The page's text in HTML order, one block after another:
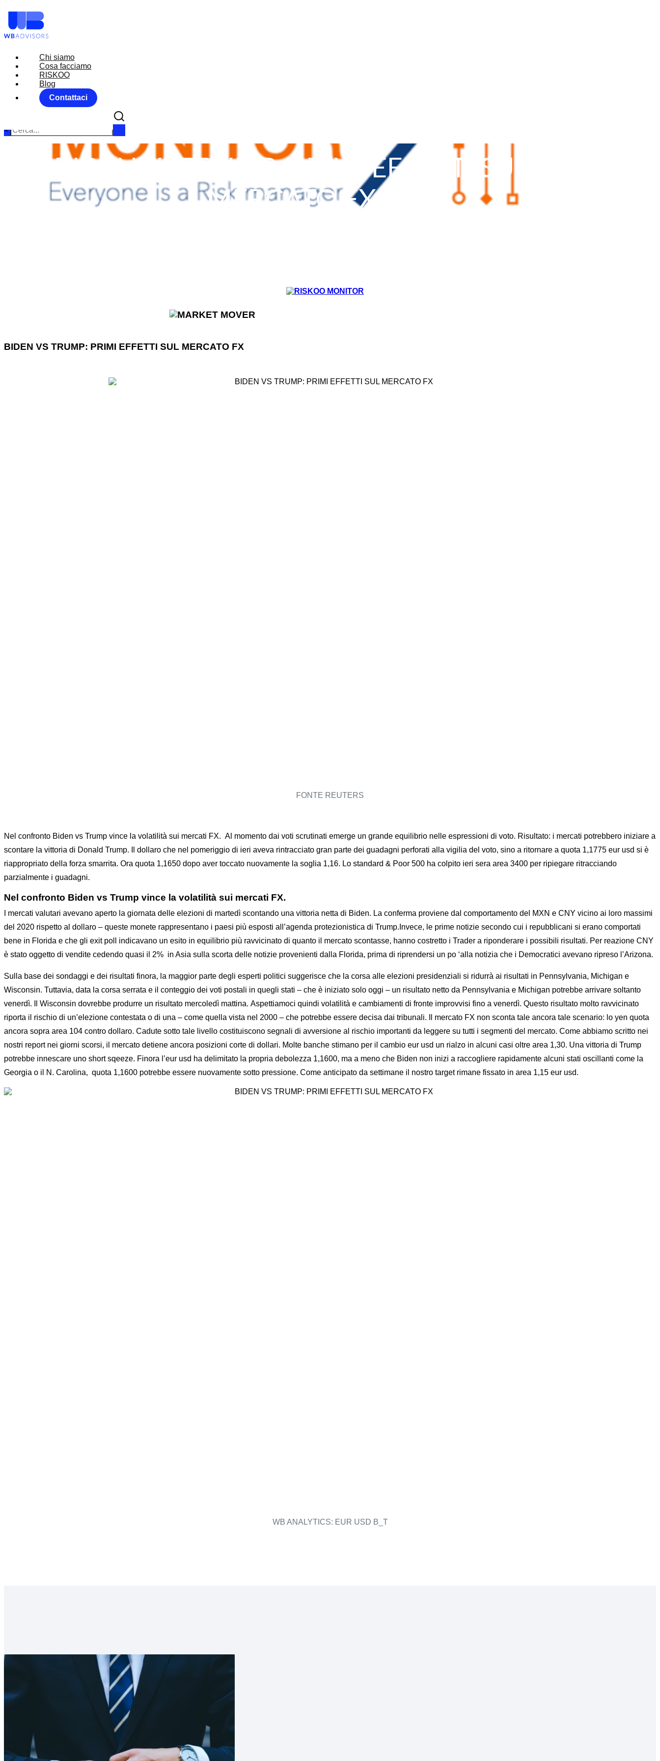
Chi siamo
Cosa facciamo
RISKOO
Blog
Contattaci
Chi siamo
Cosa facciamo
RISKOO
Blog
Contattaci
×
BIDEN VS TRUMP: PRIMI EFFETTI SUL
MERCATO FX
BIDEN VS TRUMP: PRIMI EFFETTI SUL MERCATO FX
FONTE REUTERS
Nel confronto Biden vs Trump vince la volatilità sui mercati FX. Al momento dai voti scrutinati emerge un grande equilibrio nelle espressioni di voto. Risultato: i mercati potrebbero iniziare a
scontare la vittoria di Donald Trump. Il dollaro che nel pomeriggio di ieri aveva rintracciato gran parte dei guadagni perforati alla vigilia del voto, sino a ritornare a quota 1,1775 eur usd si è
riappropriato della forza smarrita. Ora quota 1,1650 dopo aver toccato nuovamente la soglia 1,16. Lo standard & Poor 500 ha colpito ieri sera area 3400 per ripiegare ritracciando
parzialmente i guadagni.
Nel confronto Biden vs Trump vince la volatilità sui mercati FX.
I mercati valutari avevano aperto la giornata delle elezioni di martedì scontando una vittoria netta di Biden. La conferma proviene dal comportamento del MXN e CNY vicino ai loro massimi
del 2020 rispetto al dollaro – queste monete rappresentano i paesi più esposti all’agenda protezionistica di Trump.Invece, le prime notizie secondo cui i repubblicani si erano comportati
bene in Florida e che gli exit poll indicavano un esito in equilibrio più ravvicinato di quanto il mercato scontasse, hanno costretto i Trader a riponderare i possibili risultati. Per reazione CNY
è stato oggetto di vendite cedendo quasi il 2% in Asia sulla scorta delle notizie provenienti dalla Florida, prima di riprendersi un po ‘alla notizia che i Democratici avevano ripreso l’Arizona.
Sulla base dei sondaggi e dei risultati finora, la maggior parte degli esperti politici suggerisce che la corsa alle elezioni presidenziali si ridurrà ai risultati in Pennsylvania, Michigan e
Wisconsin. Tuttavia, data la corsa serrata e il conteggio dei voti postali in quegli stati – che è iniziato solo oggi – un risultato netto da Pennsylvania e Michigan potrebbe arrivare soltanto
venerdì. Il Wisconsin dovrebbe produrre un risultato mercoledì mattina. Aspettiamoci quindi volatilità e cambiamenti di fronte improvvisi fino a venerdì. Questo risultato molto ravvicinato
riporta il rischio di un’elezione contestata o di una – come quella vista nel 2000 – che potrebbe essere decisa dai tribunali. Il mercato FX non sconta tale ancora tale scenario: lo yen quota
ancora sopra area 104 contro dollaro. Cadute sotto tale livello costituiscono segnali di avversione al rischio importanti da leggere su tutti i segmenti del mercato. Come abbiamo scritto nei
nostri report nei giorni scorsi, il mercato detiene ancora posizioni corte di dollari. Molte banche stimano per il cambio eur usd un rialzo in alcuni casi oltre area 1,30. Una vittoria di Trump
potrebbe innescare uno short sqeeze. Finora l’eur usd ha delimitato la propria debolezza 1,1600, ma a meno che Biden non inizi a raccogliere rapidamente alcuni stati oscillanti come la
Georgia o il N. Carolina, quota 1,1600 potrebbe essere nuovamente sotto pressione. Come anticipato da settimane il nostro target rimane fissato in area 1,15 eur usd.
WB ANALYTICS: EUR USD B_T